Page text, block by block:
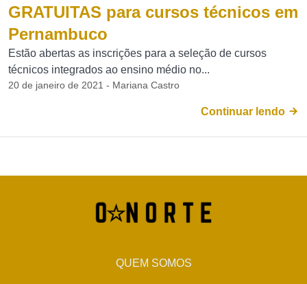
GRATUITAS para cursos técnicos em
Pernambuco
Estão abertas as inscrições para a seleção de cursos
técnicos integrados ao ensino médio no...
20 de janeiro de 2021 - Mariana Castro
Continuar lendo
QUEM SOMOS